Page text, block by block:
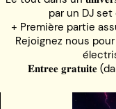
par un DJ
+ Première partie
Rejoignez nous
𝐄𝐧𝐭𝐫𝐞𝐞 𝐠𝐫𝐚𝐭𝐮𝐢𝐭𝐞